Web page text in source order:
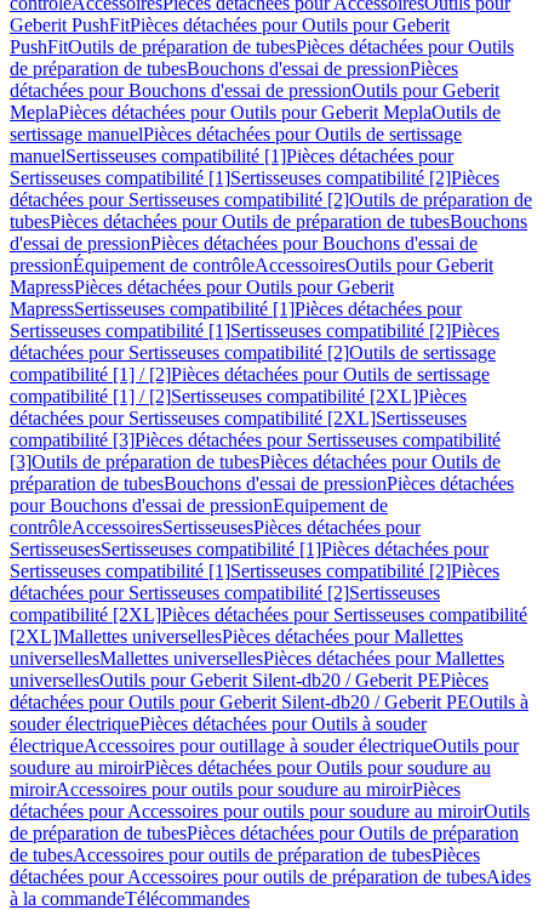
Geberit PushFitPièces détachées pour Outils pour Geberit
PushFitOutils de préparation de tubesPièces détachées pour Outils
de préparation de tubesBouchons d'essai de pressionPièces
détachées pour Bouchons d'essai de pressionOutils pour Geberit
MeplaPièces détachées pour Outils pour Geberit MeplaOutils de
sertissage manuelPièces détachées pour Outils de sertissage
manuelSertisseuses compatibilité [1]Pièces détachées pour
Sertisseuses compatibilité [1]Sertisseuses compatibilité [2]Pièces
détachées pour Sertisseuses compatibilité [2]Outils de préparation de
tubesPièces détachées pour Outils de préparation de tubesBouchons
d'essai de pressionPièces détachées pour Bouchons d'essai de
pressionÉquipement de contrôleAccessoiresOutils pour Geberit
MapressPièces détachées pour Outils pour Geberit
MapressSertisseuses compatibilité [1]Pièces détachées pour
Sertisseuses compatibilité [1]Sertisseuses compatibilité [2]Pièces
détachées pour Sertisseuses compatibilité [2]Outils de sertissage
compatibilité [1] / [2]Pièces détachées pour Outils de sertissage
compatibilité [1] / [2]Sertisseuses compatibilité [2XL]Pièces
détachées pour Sertisseuses compatibilité [2XL]Sertisseuses
compatibilité [3]Pièces détachées pour Sertisseuses compatibilité
[3]Outils de préparation de tubesPièces détachées pour Outils de
préparation de tubesBouchons d'essai de pressionPièces détachées
pour Bouchons d'essai de pressionEquipement de
contrôleAccessoiresSertisseusesPièces détachées pour
SertisseusesSertisseuses compatibilité [1]Pièces détachées pour
Sertisseuses compatibilité [1]Sertisseuses compatibilité [2]Pièces
détachées pour Sertisseuses compatibilité [2]Sertisseuses
compatibilité [2XL]Pièces détachées pour Sertisseuses compatibilité
[2XL]Mallettes universellesPièces détachées pour Mallettes
universellesMallettes universellesPièces détachées pour Mallettes
universellesOutils pour Geberit Silent-db20 / Geberit PEPièces
détachées pour Outils pour Geberit Silent-db20 / Geberit PEOutils à
souder électriquePièces détachées pour Outils à souder
électriqueAccessoires pour outillage à souder électriqueOutils pour
soudure au miroirPièces détachées pour Outils pour soudure au
miroirAccessoires pour outils pour soudure au miroirPièces
détachées pour Accessoires pour outils pour soudure au miroirOutils
de préparation de tubesPièces détachées pour Outils de préparation
de tubesAccessoires pour outils de préparation de tubesPièces
détachées pour Accessoires pour outils de préparation de tubesAides
à la commandeTélécommandes